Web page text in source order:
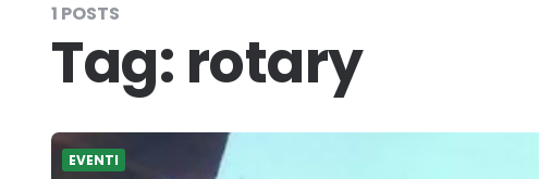
1 POSTS
Tag: rotary
EVENTI